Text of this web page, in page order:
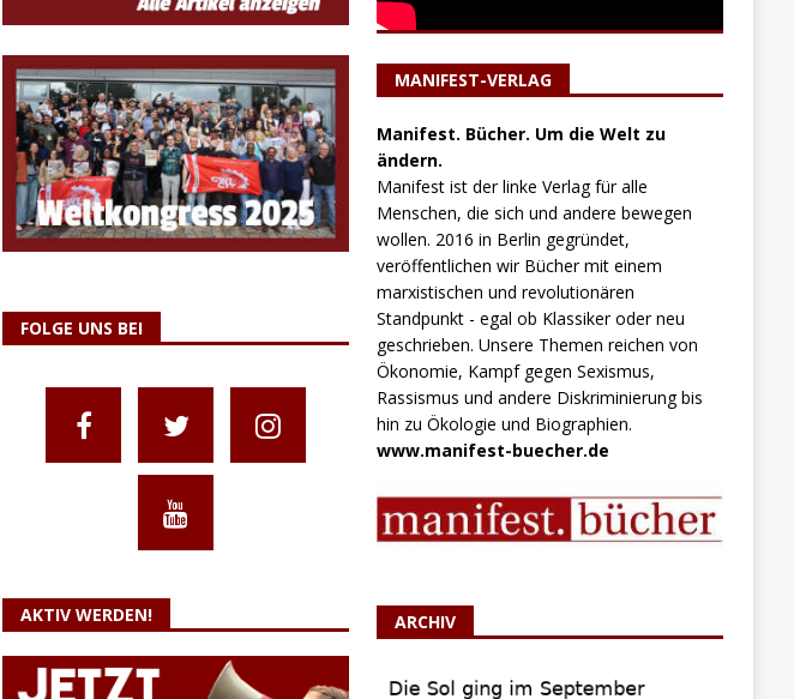
FOLGE UNS BEI
AKTIV WERDEN!
MANIFEST-VERLAG
Manifest. Bücher. Um die Welt zu
ändern.
Manifest ist der linke Verlag für alle
Menschen, die sich und andere bewegen
wollen. 2016 in Berlin gegründet,
veröffentlichen wir Bücher mit einem
marxistischen und revolutionären
Standpunkt - egal ob Klassiker oder neu
geschrieben. Unsere Themen reichen von
Ökonomie, Kampf gegen Sexismus,
Rassismus und andere Diskriminierung bis
hin zu Ökologie und Biographien.
www.manifest-buecher.de
ARCHIV